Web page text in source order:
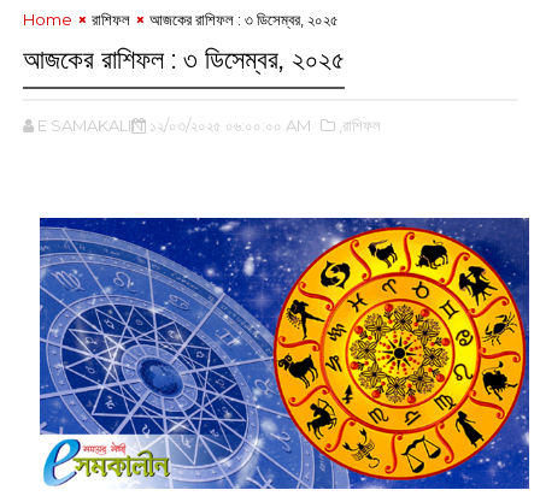
Home রাশিফল আজকের রাশিফল :‌ ৩ ডিসেম্বর, ২০২৫
আজকের রাশিফল :‌ ৩ ডিসেম্বর, ২০২৫
E SAMAKALIN ১২/০৩/২০২৫ ০৬:০০:০০ AM ,রাশিফল